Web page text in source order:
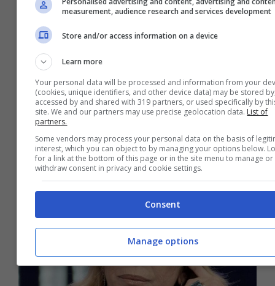
Can Yaman e Demet Ozdemir di
nuovo insieme? Ecco l’indizio sul
web
measurement, audience research and services development
Store and/or access information on a device
Learn more
Your personal data will be processed and information from your
(cookies, unique identifiers, and other device data) may be stored
accessed by and shared with 319 partners, or used specifically by
site. We and our partners may use precise geolocation data. List of
partners.
Some vendors may process your personal data on the basis of
interest, which you can object to by managing your options below.
for a link at the bottom of this page or in the site menu to manage or
withdraw consent in privacy and cookie settings.
Consent
Manage options